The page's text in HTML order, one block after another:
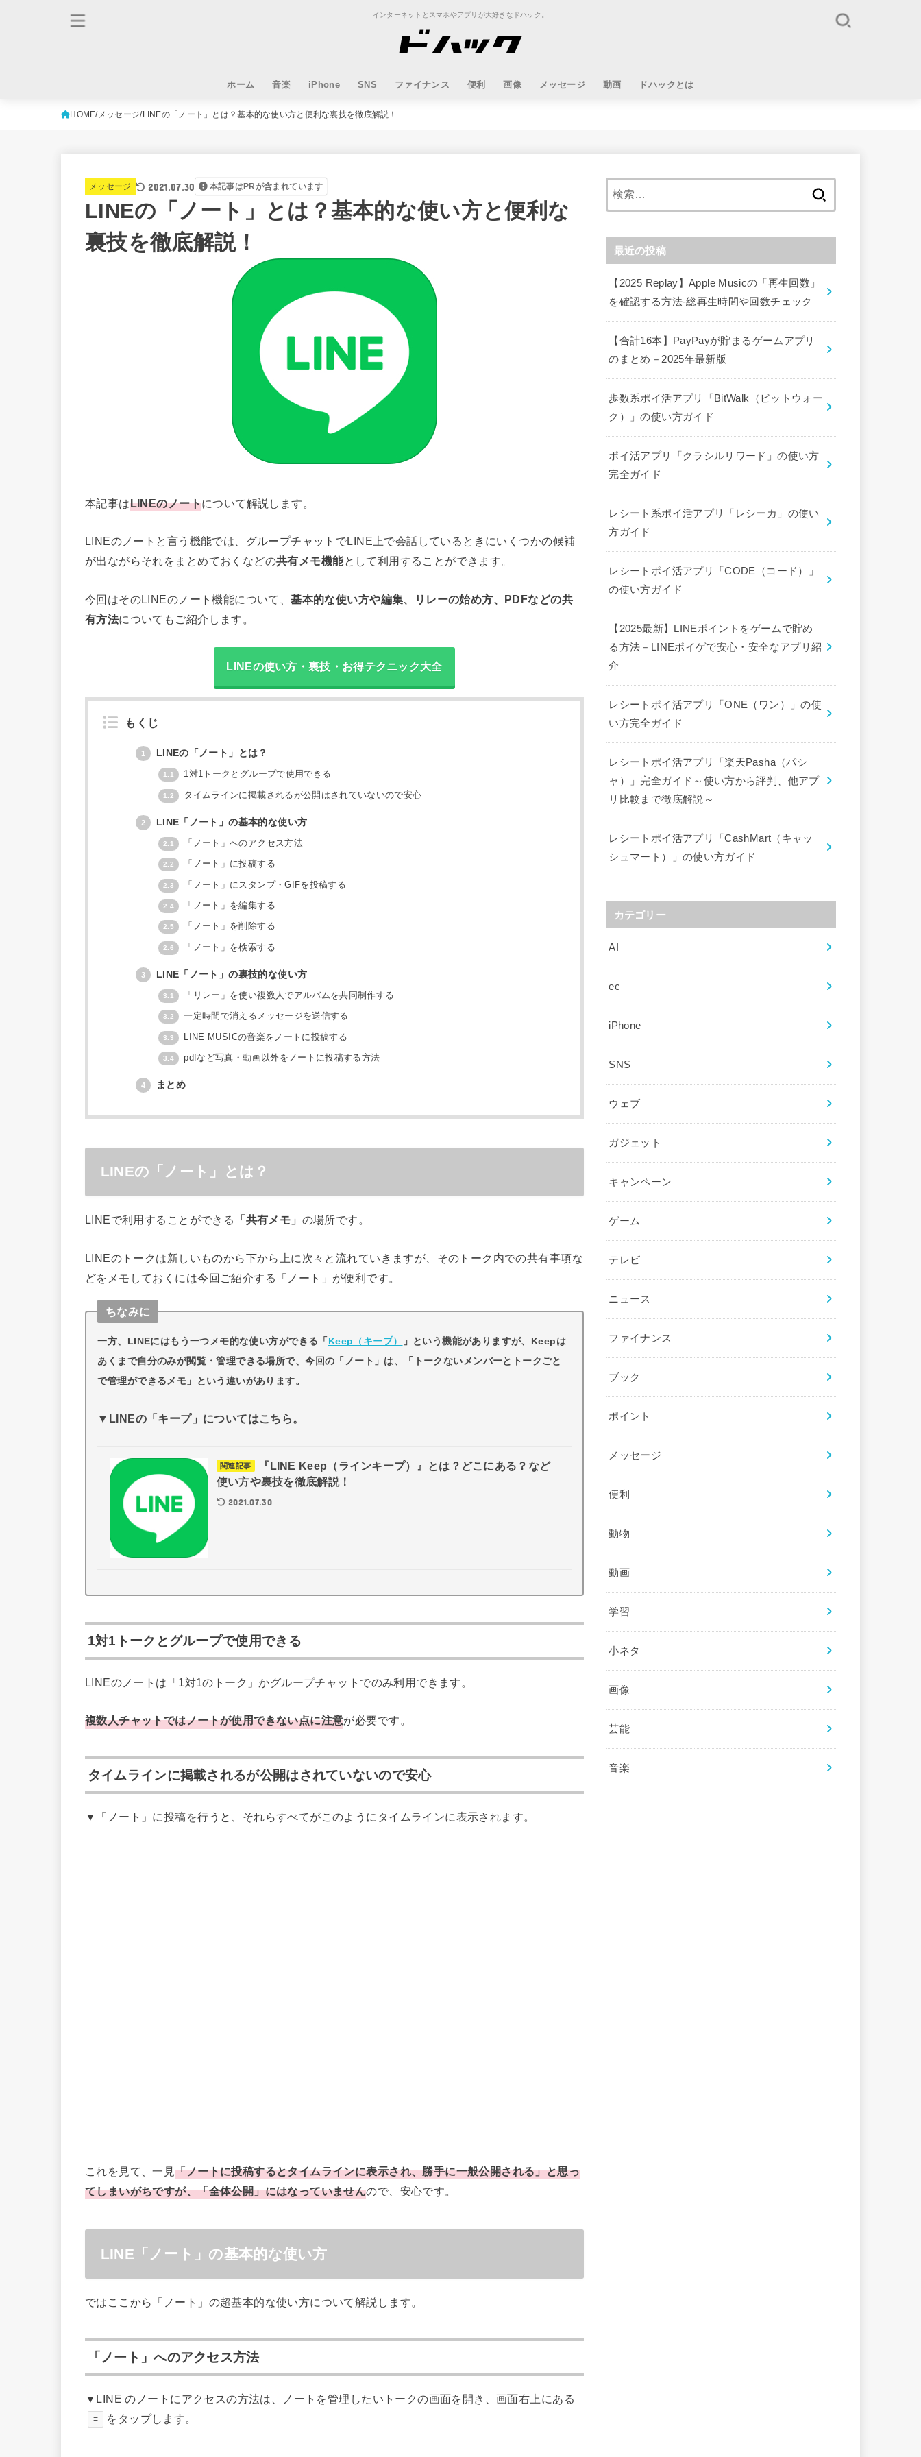
インターネットとスマホやアプリが大好きなドハック。
ホーム 音楽 iPhone SNS ファイナンス 便利 画像 メッセージ 動画 ドハックとは
HOME メッセージ LINEの「ノート」とは？基本的な使い方と便利な裏技を徹底解説！
メッセージ 2021.07.30 本記事はPRが含まれています
LINEの「ノート」とは？基本的な使い方と便利な
裏技を徹底解説！
本記事はLINEのノートについて解説します。
LINEのノートと言う機能では、グループチャットでLINE上で会話しているときにいくつかの候補
が出ながらそれをまとめておくなどの共有メモ機能として利用することができます。
今回はそのLINEのノート機能について、基本的な使い方や編集、リレーの始め方、PDFなどの共
有方法についてもご紹介します。
LINEの使い方・裏技・お得テクニック大全
もくじ
1 LINEの「ノート」とは？
1.1 1対1トークとグループで使用できる
1.2 タイムラインに掲載されるが公開はされていないので安心
2 LINE「ノート」の基本的な使い方
2.1 「ノート」へのアクセス方法
2.2 「ノート」に投稿する
2.3 「ノート」にスタンプ・GIFを投稿する
2.4 「ノート」を編集する
2.5 「ノート」を削除する
2.6 「ノート」を検索する
3 LINE「ノート」の裏技的な使い方
3.1 「リレー」を使い複数人でアルバムを共同制作する
3.2 一定時間で消えるメッセージを送信する
3.3 LINE MUSICの音楽をノートに投稿する
3.4 pdfなど写真・動画以外をノートに投稿する方法
4 まとめ
LINEの「ノート」とは？
LINEで利用することができる 「共有メモ」 の場所です。
LINEのトークは新しいものから下から上に次々と流れていきますが、そのトーク内での共有事項な
どをメモしておくには今回ご紹介する「ノート」が便利です。
ちなみに
一方、LINEにはもう一つメモ的な使い方ができる「 Keep（キープ）
」という機能がありますが、Keepは
あくまで自分のみが閲覧・管理できる場所で、今回の「ノート」は、「トークないメンバーとトークごと
で管理ができるメモ」という違いがあります。
▼LINEの「キープ」についてはこちら。
関連記事
『LINE Keep（ラインキープ）』とは？どこにある？など
使い方や裏技を徹底解説！
2021.07.30
1対1トークとグループで使用できる
LINEのノートは「1対1のトーク」かグループチャットでのみ利用できます。
複数人チャットではノートが使用できない点に注意が必要です。
タイムラインに掲載されるが公開はされていないので安心
▼「ノート」に投稿を行うと、それらすべてがこのようにタイムラインに表示されます。
これを見て、一見「ノートに投稿するとタイムラインに表示され、勝手に一般公開される」と思っ
てしまいがちですが、「全体公開」にはなっていませんので、安心です。
LINE「ノート」の基本的な使い方
ではここから「ノート」の超基本的な使い方について解説します。
「ノート」へのアクセス方法
▼LINE のノートにアクセスの方法は、ノートを管理したいトークの画面を開き、画面右上にある
≡ をタップします。
最近の投稿
【2025 Replay】Apple Musicの「再生回数」
を確認する方法-総再生時間や回数チェック
【合計16本】PayPayが貯まるゲームアプリ
のまとめ－2025年最新版
歩数系ポイ活アプリ「BitWalk（ビットウォー
ク）」の使い方ガイド
ポイ活アプリ「クラシルリワード」の使い方
完全ガイド
レシート系ポイ活アプリ「レシーカ」の使い
方ガイド
レシートポイ活アプリ「CODE（コード）」
の使い方ガイド
【2025最新】LINEポイントをゲームで貯め
る方法－LINEポイゲで安心・安全なアプリ紹
介
レシートポイ活アプリ「ONE（ワン）」の使
い方完全ガイド
レシートポイ活アプリ「楽天Pasha（パシ
ャ）」完全ガイド～使い方から評判、他アプ
リ比較まで徹底解説～
レシートポイ活アプリ「CashMart（キャッ
シュマート）」の使い方ガイド
カテゴリー
AI
ec
iPhone
SNS
ウェブ
ガジェット
キャンペーン
ゲーム
テレビ
ニュース
ファイナンス
ブック
ポイント
メッセージ
便利
動物
動画
学習
小ネタ
画像
芸能
音楽